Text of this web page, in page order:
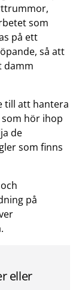
som
på ett
så att
damm
till att hantera
hör ihop
de
som finns
på
eller